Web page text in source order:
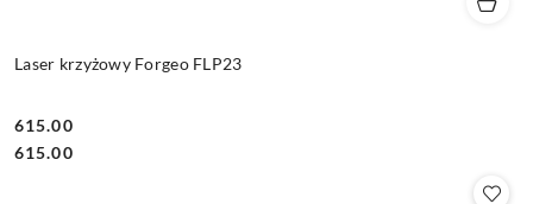
Laser krzyżowy Forgeo FLP23
Cena:
615.00
Cena:
615.00